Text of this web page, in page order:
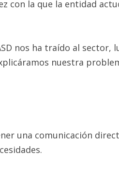
con la que la entidad
nos ha traído al sector,
nuestra
una comunicación